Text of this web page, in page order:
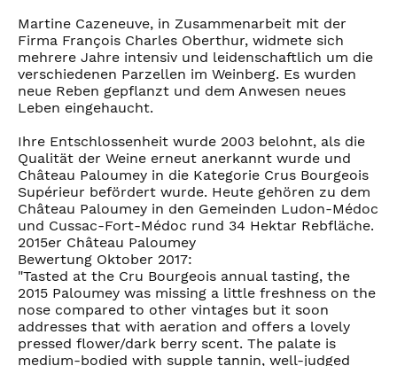
Martine Cazeneuve, in Zusammenarbeit mit der
Firma François Charles Oberthur, widmete sich
mehrere Jahre intensiv und leidenschaftlich um die
verschiedenen Parzellen im Weinberg. Es wurden
neue Reben gepflanzt und dem Anwesen neues
Leben eingehaucht.
Ihre Entschlossenheit wurde 2003 belohnt, als die
Qualität der Weine erneut anerkannt wurde und
Château Paloumey in die Kategorie Crus Bourgeois
Supérieur befördert wurde. Heute gehören zu dem
Château Paloumey in den Gemeinden Ludon-Médoc
und Cussac-Fort-Médoc rund 34 Hektar Rebfläche.
2015er Château Paloumey
Bewertung Oktober 2017:
"Tasted at the Cru Bourgeois annual tasting, the
2015 Paloumey was missing a little freshness on the
nose compared to other vintages but it soon
addresses that with aeration and offers a lovely
pressed flower/dark berry scent. The palate is
medium-bodied with supple tannin, well-judged